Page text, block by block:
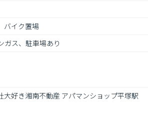
バイク置場
ガス、駐車場あり
大好き湘南不動産 アパマンショップ平塚駅